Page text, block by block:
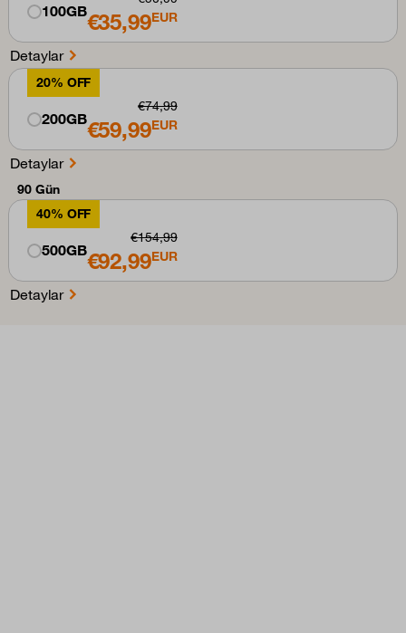
100GB€35,99EUR
Detaylar
20% OFF
200GB
€74,99
€59,99EUR
Detaylar
90 Gün
40% OFF
500GB
€154,99
€92,99EUR
Detaylar